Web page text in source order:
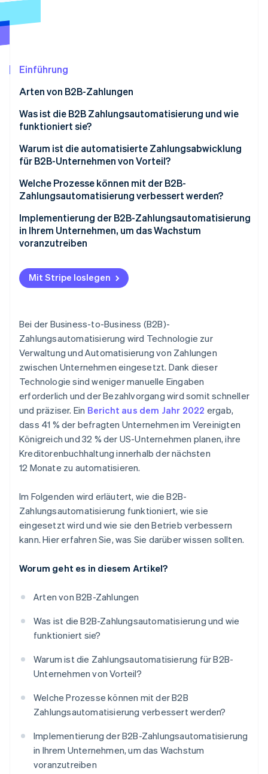
Betrugsprävention
Atlas
Online-Identitätsprüfung
Stripe-Sessions 2026
Jetzt ansehen
Einführung
Arten von B2B-Zahlungen
Was ist die B2B Zahlungsautomatisierung und wie
funktioniert sie?
Bearbeitung von Rechnungen
Abgleich und Berichterstattung
Compliance und Sicherheit
Warum ist die automatisierte Zahlungsabwicklung
für B2B-Unternehmen von Vorteil?
Welche Prozesse können mit der B2B-
Zahlungsautomatisierung verbessert werden?
Implementierung der B2B-Zahlungsautomatisierung
in Ihrem Unternehmen, um das Wachstum
voranzutreiben
Bewertung Ihrer aktuellen Vorgehensweise
Definition Ihrer Ziele und Vorgaben
Entwicklung eines Implementierungsplans
Lösung implementieren
Schulung Ihres Teams
Überwachen und optimieren
Mit Stripe loslegen
Bei der Business-to-Business (B2B)-
Zahlungsautomatisierung wird Technologie zur
Verwaltung und Automatisierung von Zahlungen
zwischen Unternehmen eingesetzt. Dank dieser
Technologie sind weniger manuelle Eingaben
erforderlich und der Bezahlvorgang wird somit schneller
und präziser. Ein Bericht aus dem Jahr 2022 ergab,
dass 41 % der befragten Unternehmen im Vereinigten
Königreich und 32 % der US-Unternehmen planen, ihre
Kreditorenbuchhaltung innerhalb der nächsten
12 Monate zu automatisieren.
Im Folgenden wird erläutert, wie die B2B-
Zahlungsautomatisierung funktioniert, wie sie
eingesetzt wird und wie sie den Betrieb verbessern
kann. Hier erfahren Sie, was Sie darüber wissen sollten.
Worum geht es in diesem Artikel?
Arten von B2B-Zahlungen
Was ist die B2B-Zahlungsautomatisierung und wie
funktioniert sie?
Warum ist die Zahlungsautomatisierung für B2B-
Unternehmen von Vorteil?
Welche Prozesse können mit der B2B
Zahlungsautomatisierung verbessert werden?
Implementierung der B2B-Zahlungsautomatisierung
in Ihrem Unternehmen, um das Wachstum
voranzutreiben